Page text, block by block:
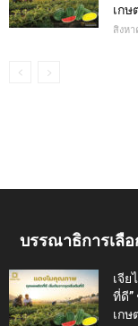
เกษ
สิงห
บรรณาธิการเลือ
เจี
ที่ดี
เกษ